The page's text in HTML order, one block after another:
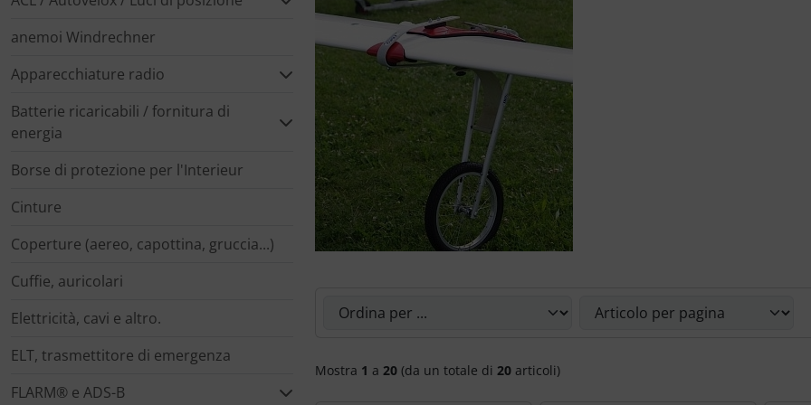
anemoi Windrechner
Apparecchiature radio
Batterie ricaricabili / fornitura di
energia
Borse di protezione per l'Interieur
Cinture
Coperture (aereo, capottina, gruccia...)
Cuffie, auricolari
Elettricità, cavi e altro.
ELT, trasmettitore di emergenza
FLARM® e ADS-B
Mostra 1 a 20 (da un totale di 20 articoli)
Letteratura / Libri
Occhiali da aviatore
Orologi da pilota
Pedane per le ginocchia
Rifornimento e smaltimento
Rilassamento
Varie
Paracadutisti
Variometro
Camicie Flyer
Cappelli termici
Carte aeronautiche
Giochi di volo
Immagini, arte, dipinti
Orologi da pilota
Per bambini piloti